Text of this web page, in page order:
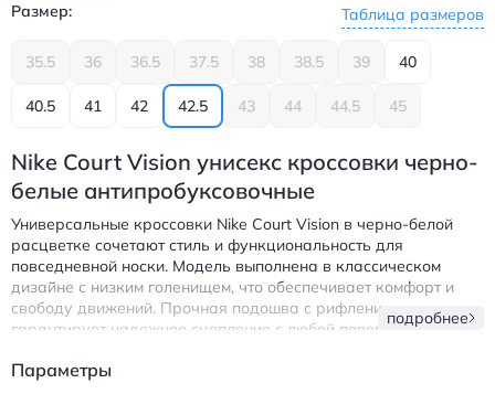
Размер: Таблица размеров
35.5 36 36.5 37.5 38 38.5 39 40
40.5 41 42 42.5 43 44 44.5 45
Nike Court Vision унисекс кроссовки черно-
белые антипробуксовочные
Универсальные кроссовки Nike Court Vision в черно-белой
расцветке сочетают стиль и функциональность для
повседневной носки. Модель выполнена в классическом
дизайне с низким голенищем, что обеспечивает комфорт и
свободу движений. Прочная подошва с рифлением
гарантирует надежное сцепление с любой поверхностью, а
даже при интенсивной эксплуатации.
подробнее
Параметры